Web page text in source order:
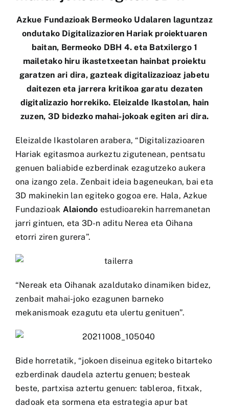
Azkue Fundazioak Bermeoko Udalaren laguntzaz
ondutako Digitalizazioren Hariakproiektuaren
baitan, Bermeoko DBH 4. eta Batxilergo 1
mailetako hiru ikastetxeetan hainbat proiektu
garatzen ari dira, gazteak digitalizazioaz jabetu
daitezen eta jarrera kritikoa garatu dezaten
digitalizazio horrekiko. Eleizalde Ikastolan, hain
zuzen, 3D bidezko mahai-jokoak egiten ari dira.
Eleizalde Ikastolaren arabera, “Digitalizazioaren
Hariak egitasmoa aurkeztu zigutenean, pentsatu
genuen baliabide ezberdinak ezagutzeko aukera
ona izango zela. Zenbait ideia bageneukan, bai eta
3D makinekin lan egiteko gogoa ere. Hala, Azkue
Fundazioak Alaiondo estudioarekin harremanetan
jarri gintuen, eta 3D-n aditu Nerea eta Oihana
etorri ziren gurera”.
“Nereak eta Oihanak azaldutako dinamiken bidez,
zenbait mahai-joko ezagunen barneko
mekanismoak ezagutu eta ulertu genituen”.
Bide horretatik, “jokoen diseinua egiteko bitarteko
ezberdinak daudela aztertu genuen; besteak
beste, partxisa aztertu genuen: tableroa, fitxak,
dadoak eta sormena eta estrategia apur bat